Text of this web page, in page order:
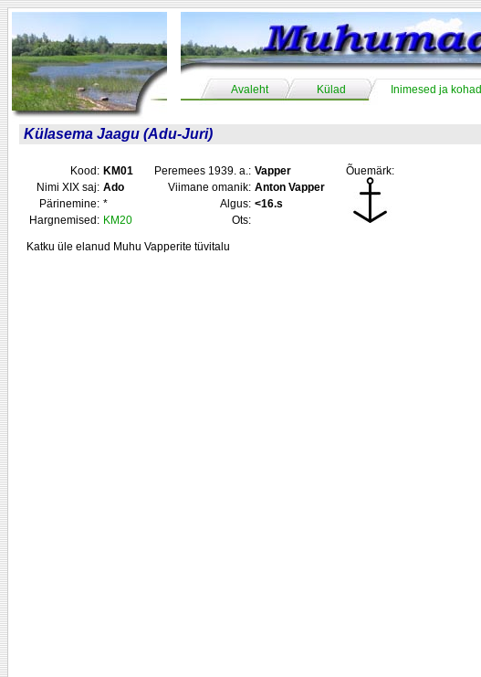
Avaleht Külad Inimesed ja kohad
Külasema Jaagu (Adu-Juri)
Kood: KM01 Peremees 1939. a.: Vapper
Õuemärk:
Nimi XIX saj: Ado Viimane omanik: Anton Vapper
Pärinemine: * Algus: <16.s
Hargnemised: KM20 Ots:
Katku üle elanud Muhu Vapperite tüvitalu